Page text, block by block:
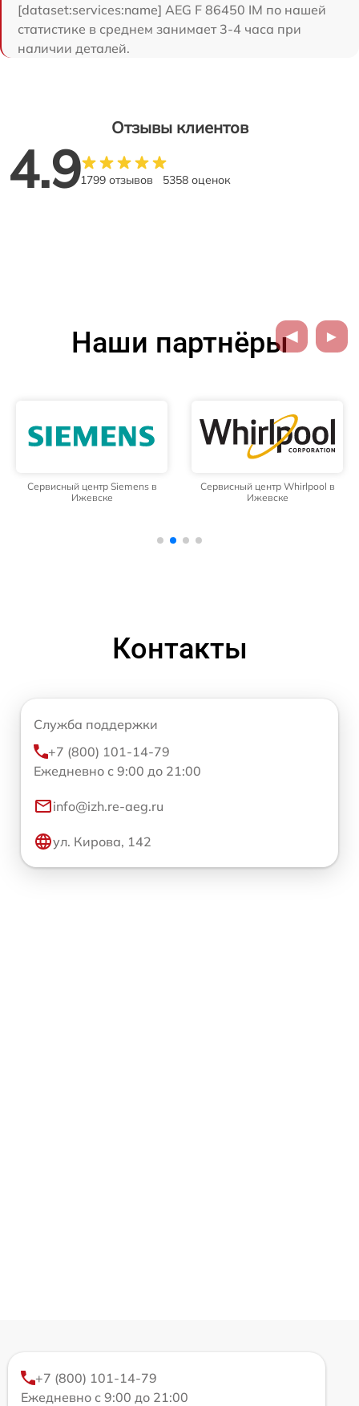
[dataset:services:name] AEG F 86450 IM по нашей
статистике в среднем занимает 3-4 часа при
наличии деталей.
Отзывы клиентов
4.91799 отзывов 5358 оценок
Наши партнёры
Сервисный центр Siemens в
Ижевске
Сервисный центр Whirlpool в
Ижевске
Контакты
Служба поддержки
+7 (800) 101-14-79
Ежедневно с 9:00 до 21:00
info@izh.re-aeg.ru
ул. Кирова, 142
+7 (800) 101-14-79
Ежедневно с 9:00 до 21:00